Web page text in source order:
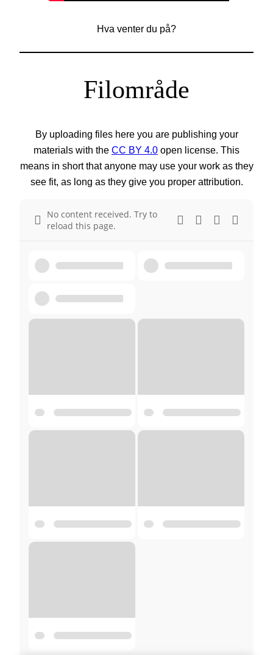
Hva venter du på?
Filområde
By uploading files here you are publishing your
materials with the CC BY 4.0 open license. This
means in short that anyone may use your work as they
see fit, as long as they give you proper attribution.
No content received. Try to
reload this page.